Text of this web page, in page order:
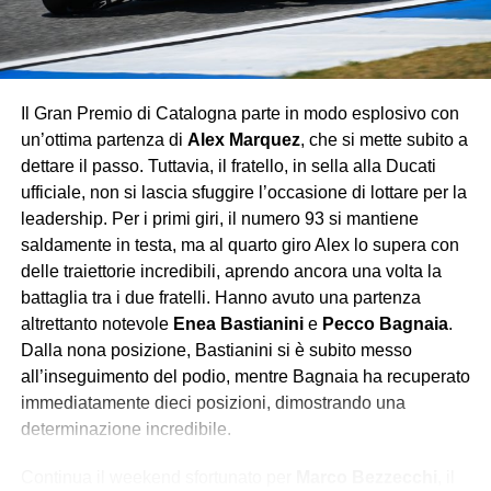
Con questo successo, Verstappen consolida
ulteriormente la sua leadership iridata, lasciando poche
speranze agli avversari: la Red Bull continua a viaggiare
su un altro pianeta, mentre Ferrari e McLaren si
contendono soltanto le briciole di un dominio che sembra
destinato a durare.
Il Gran Premio di Catalogna parte in modo esplosivo con
un’ottima partenza di Alex Marquez, che si mette subito a
dettare il passo. Tuttavia, il fratello, in sella alla Ducati
ufficiale, non si lascia sfuggire l’occasione di lottare per la
leadership. Per i primi giri, il numero 93 si mantiene
saldamente in testa, ma al quarto giro Alex lo supera con
delle traiettorie incredibili, aprendo ancora una volta la
battaglia tra i due fratelli. Hanno avuto una partenza
altrettanto notevole Enea Bastianinie Pecco Bagnaia.
Dalla nona posizione, Bastianini si è subito messo
all’inseguimento del podio, mentre Bagnaia ha recuperato
immediatamente dieci posizioni, dimostrando una
determinazione incredibile.